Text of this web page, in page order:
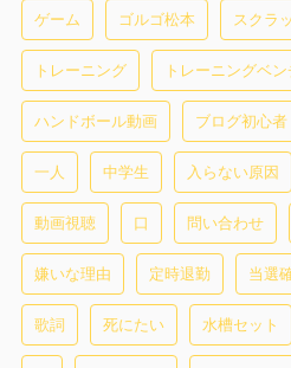
ゲーム ゴルゴ松本 スクラ
トレーニング トレーニングベン
ハンドボール動画 ブログ初心者
一人 中学生 入らない原因
動画視聴 口 問い合わせ
嫌いな理由 定時退勤 当選
歌詞 死にたい 水槽セット